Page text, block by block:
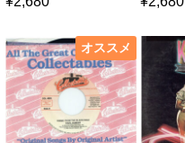
オススメ